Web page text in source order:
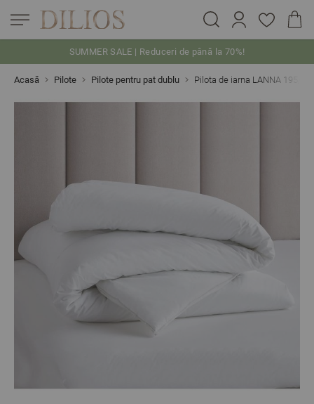
SUMMER SALE | Reduceri de până la 70%!
Acasă Pilote Pilote pentru pat dublu Pilota de iarna LANNA 195/